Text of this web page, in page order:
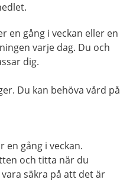
en gång i veckan eller en
varje dag. Du och
dig.
Du kan behöva vård på
en gång i veckan.
och titta när du
säkra på att det är